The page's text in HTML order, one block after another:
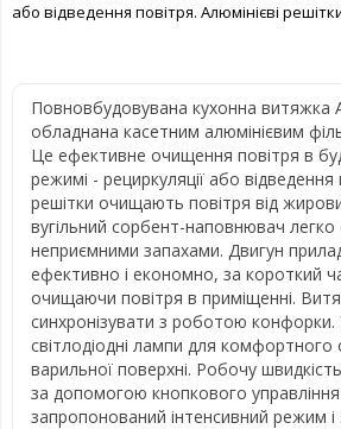
або відведення повітря. Алюмінієві
Повновбудовувана кухонна витяжка
обладнана касетним алюмінієвим
Це ефективне очищення повітря в
режимі - рециркуляції або відведення
решітки очищають повітря від
вугільний сорбент-наповнювач легко
неприємними запахами. Двигун
ефективно і економно, за короткий
очищаючи повітря в приміщенні.
синхронізувати з роботою конфорки.
світлодіодні лампи для комфортного
варильної поверхні. Робочу
за допомогою кнопкового управління
запропонований інтенсивний режим і